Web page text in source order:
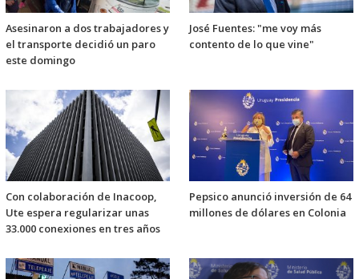
Asesinaron a dos trabajadores y
el transporte decidió un paro
este domingo
José Fuentes: "me voy más
contento de lo que vine"
Con colaboración de Inacoop,
Ute espera regularizar unas
33.000 conexiones en tres años
Pepsico anunció inversión de 64
millones de dólares en Colonia